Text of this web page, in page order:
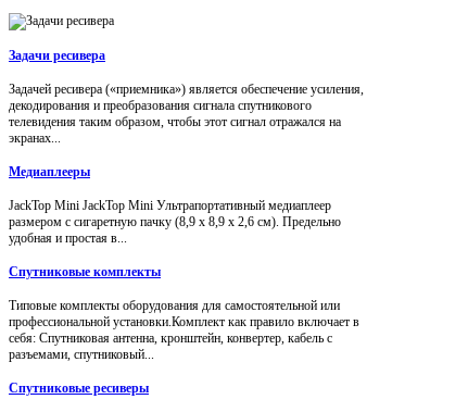
Задачи ресивера
Задачей ресивера («приемника») является обеспечение усиления,
декодирования и преобразования сигнала спутникового
телевидения таким образом, чтобы этот сигнал отражался на
экранах...
Медиаплееры
JackTop Mini JackTop Mini Ультрапортативный медиаплеер
размером с сигаретную пачку (8,9 x 8,9 x 2,6 см). Предельно
удобная и простая в...
Спутниковые комплекты
Типовые комплекты оборудования для самостоятельной или
профессиональной установки.Комплект как правило включает в
себя: Спутниковая антенна, кронштейн, конвертер, кабель с
разъемами, спутниковый...
Спутниковые ресиверы